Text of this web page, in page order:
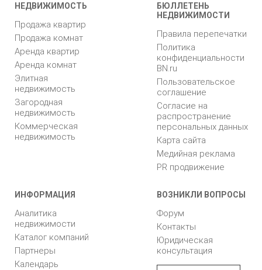
НЕДВИЖИМОСТЬ
Продажа квартир
Продажа комнат
Аренда квартир
Аренда комнат
Элитная
недвижимость
Загородная
недвижимость
Коммерческая
недвижимость
БЮЛЛЕТЕНЬ
НЕДВИЖИМОСТИ
Правила перепечатки
Политика
конфиденциальности
BN.ru
Пользовательское
соглашение
Согласие на
распространение
персональных данных
Карта сайта
Медийная реклама
PR продвижение
ИНФОРМАЦИЯ
Аналитика
недвижимости
Каталог компаний
Партнеры
Календарь
ВОЗНИКЛИ ВОПРОСЫ
Форум
Контакты
Юридическая
консультация